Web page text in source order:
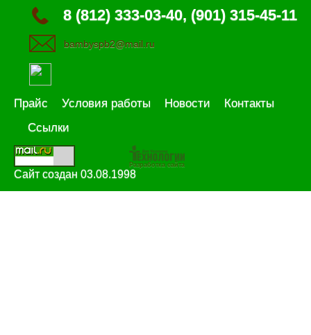
8 (812) 333-03-40, (901) 315-45-11
bambyspb2@mail.ru
Прайс Условия работы Новости
Контакты
Ссылки
Разработка сайта
Сайт создан 03.08.1998